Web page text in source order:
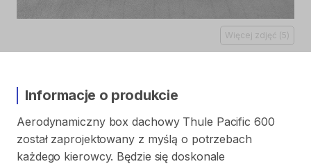
Więcej zdjęć (5)
Informacje o produkcie
Aerodynamiczny box dachowy Thule Pacific 600
został zaprojektowany z myślą o potrzebach
każdego kierowcy. Będzie się doskonale